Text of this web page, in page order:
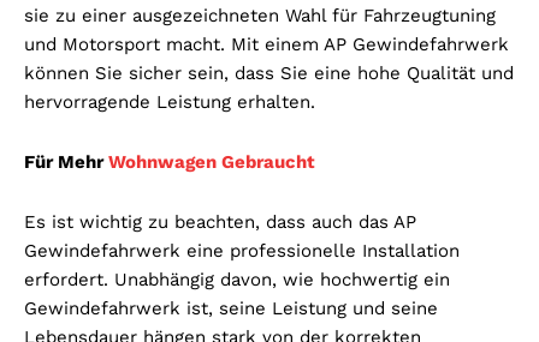
sie zu einer ausgezeichneten Wahl für Fahrzeugtuning
und Motorsport macht. Mit einem AP Gewindefahrwerk
können Sie sicher sein, dass Sie eine hohe Qualität und
hervorragende Leistung erhalten.
Für MehrWohnwagen Gebraucht
Es ist wichtig zu beachten, dass auch das AP
Gewindefahrwerk eine professionelle Installation
erfordert. Unabhängig davon, wie hochwertig ein
Gewindefahrwerk ist, seine Leistung und seine
Lebensdauer hängen stark von der korrekten